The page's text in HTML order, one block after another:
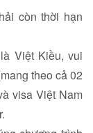
còn thời hạn
Việt Kiều, vui
theo cả 02
visa Việt Nam